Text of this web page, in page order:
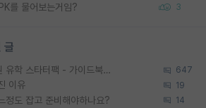
를 물어보는거임? 3
글
[무료] 2026 미국 대학원 유학 스타터팩 - 가이드북 & 합격자 컨택메일 템플릿 647
이유 19
정도 잡고 준비해야하나요? 14